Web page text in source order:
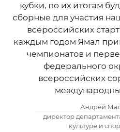
кубки, по их итогам
сборные для участия
всероссийских
каждым годом Ямал
чемпионатов и
федерального
всероссийских
Андрей
директор
культуре и